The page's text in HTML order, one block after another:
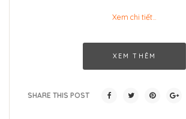
Xem chi tiết…
XEM THÊM
SHARE THIS POST